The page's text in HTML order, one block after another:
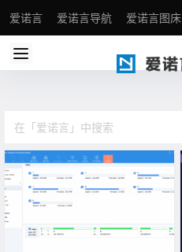
爱诺言 爱诺言导航 爱诺言图床